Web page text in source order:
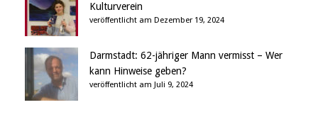
Kulturverein
veröffentlicht am Dezember 19, 2024
Darmstadt: 62-jähriger Mann vermisst – Wer
kann Hinweise geben?
veröffentlicht am Juli 9, 2024